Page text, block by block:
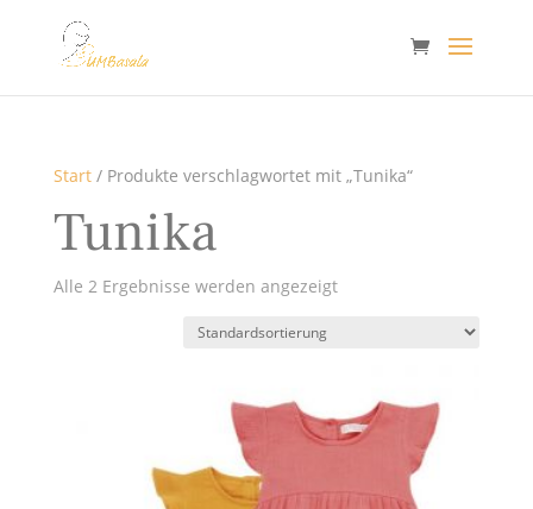
Start/ Produkte verschlagwortet mit „Tunika“
Tunika
Alle 2 Ergebnisse werden angezeigt